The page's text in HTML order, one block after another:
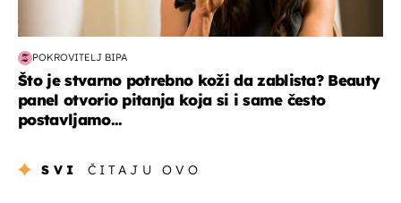
POKROVITELJ BIPA
Što je stvarno potrebno koži da zablista? Beauty
panel otvorio pitanja koja si i same često
postavljamo...
SVI ČITAJU OVO